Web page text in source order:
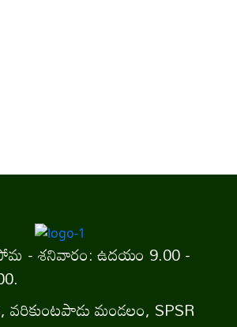
- శనివారం: ఉదయం 9.00 -
మండలం, SPSR